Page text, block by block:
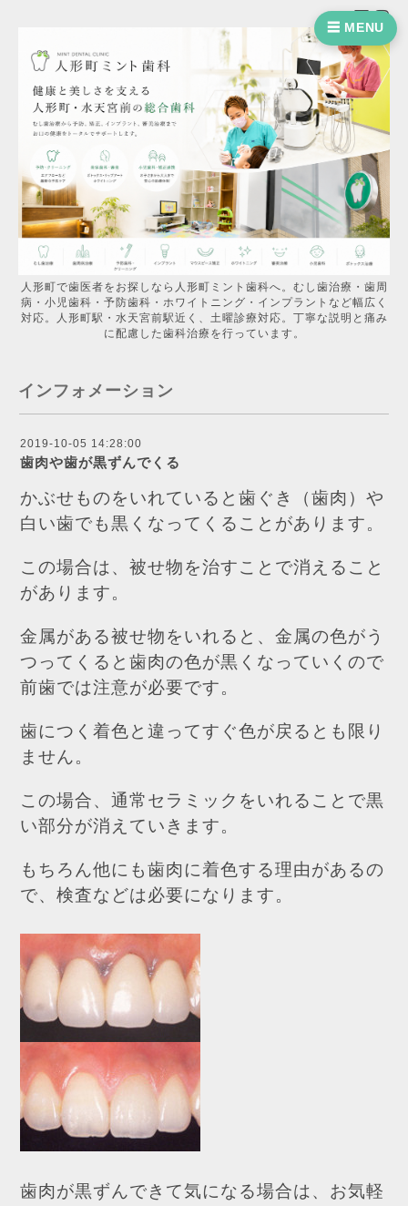
☰ MENU
人形町で歯医者をお探しなら人形町ミント歯科へ。むし歯治療・歯周
病・小児歯科・予防歯科・ホワイトニング・インプラントなど幅広く
対応。人形町駅・水天宮前駅近く、土曜診療対応。丁寧な説明と痛み
に配慮した歯科治療を行っています。
インフォメーション
2019-10-05 14:28:00
歯肉や歯が黒ずんでくる
かぶせものをいれていると歯ぐき（歯肉）や
白い歯でも黒くなってくることがあります。
この場合は、被せ物を治すことで消えること
があります。
金属がある被せ物をいれると、金属の色がう
つってくると歯肉の色が黒くなっていくので
前歯では注意が必要です。
歯につく着色と違ってすぐ色が戻るとも限り
ません。
この場合、通常セラミックをいれることで黒
い部分が消えていきます。
もちろん他にも歯肉に着色する理由があるの
で、検査などは必要になります。
歯肉が黒ずんできて気になる場合は、お気軽